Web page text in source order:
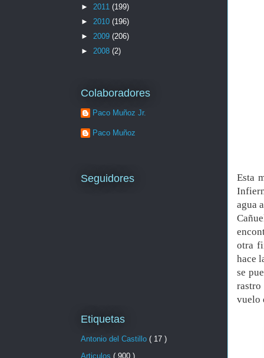
Esta
agua
otra
hace
se
rastro
vuelo
► 2011 (199)
► 2010 (196)
► 2009 (206)
► 2008 (2)
Colaboradores
Paco Muñoz Jr.
Paco Muñoz
Seguidores
Etiquetas
Antonio del Castillo ( 17 )
Articulos ( 900 )